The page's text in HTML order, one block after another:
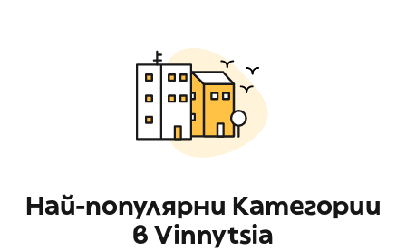
Най-популярни Категории
в Vinnytsia